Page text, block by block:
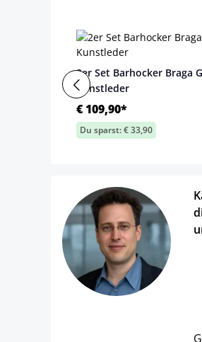
2er Set Barhocker Braga
Kunstleder
€ 109,90*
Du sparst: € 33,90